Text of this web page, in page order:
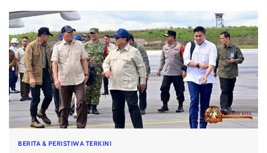
BERITA & PERISTIWA TERKINI